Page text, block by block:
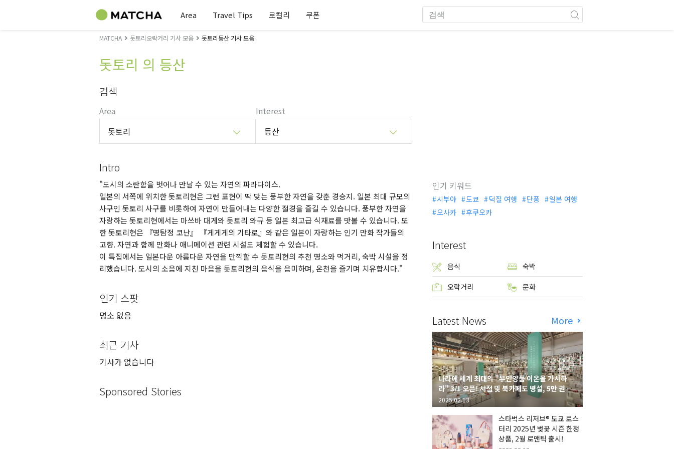
Area Travel Tips 로컬리 쿠폰
MATCHA 돗토리오락거리 기사 모음 돗토리등산 기사 모음
돗토리 의 등산
검색
Area
돗토리
Interest
등산
Intro
"도시의 소란함을 벗어나 만날 수 있는 자연의 파라다이스.
일본의 서쪽에 위치한 돗토리현은 그런 표현이 딱 맞는 풍부한 자연을 갖춘 경승지. 일본 최대 규모의
사구인 돗토리 사구를 비롯하여 자연이 만들어내는 다양한 절경을 즐길 수 있습니다. 풍부한 자연을
자랑하는 돗토리현에서는 마쓰바 대게와 돗토리 와규 등 일본 최고급 식재료를 맛볼 수 있습니다. 또
한 돗토리현은 『명탐정 코난』 『게게게의 기타로』와 같은 일본이 자랑하는 인기 만화 작가들의
고향. 자연과 함께 만화나 애니메이션 관련 시설도 체험할 수 있습니다.
이 특집에서는 일본다운 아름다운 자연을 만끽할 수 돗토리현의 추천 명소와 먹거리, 숙박 시설을 정
리했습니다. 도시의 소음에 지친 마음을 돗토리현의 음식을 음미하며, 온천을 즐기며 치유합시다."
인기 스팟
명소 없음
최근 기사
기사가 없습니다
Sponsored Stories
인기 키워드
시부야 도쿄 덕질 여행 단풍
일본 여행
오사카
후쿠오카
Interest
음식 숙박
오락거리 문화
Latest News More
나라에 세계 최대의 "무인양품 이온몰 가시하
라" 3/1 오픈! 서점 및 북카페도 병설, 5만 권의
"가시하라 서점"도 출점
2025.02.13
스타벅스 리저브® 도쿄 로스
터리 2025년 벚꽃 시즌 한정
상품, 2월 로맨틱 출시!